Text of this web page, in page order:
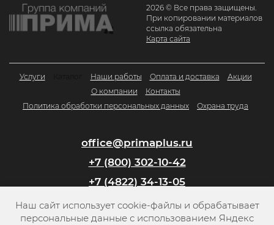
2026 © Все права защищены.
При копировании материалов
ссылка обязательна
Карта сайта
Услуги Наши работы Оплата и доставка
Акции
О компании
Контакты
Политика обработки персональных данных
Охрана труда
office@primaplus.ru
+7 (800) 302-10-42
+7 (4822) 34-13-05
Заказать обратный звонок
Наш сайт использует cookie-файлы и обрабатывает
персональные данные с использованием Яндекс